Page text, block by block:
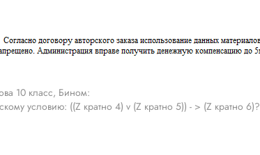
10 класс, Бином:
условию: ((Z кратно 4) v (Z кратно 5)) - > (Z кратно 6)?